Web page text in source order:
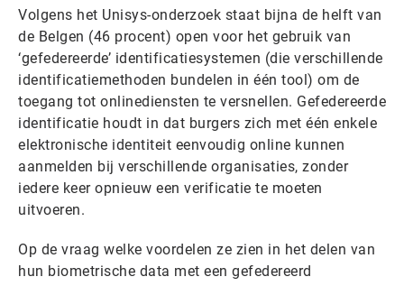
Volgens het Unisys-onderzoek staat bijna de helft van
de Belgen (46 procent) open voor het gebruik van
‘gefedereerde’ identificatiesystemen (die verschillende
identificatiemethoden bundelen in één tool) om de
toegang tot onlinediensten te versnellen. Gefedereerde
identificatie houdt in dat burgers zich met één enkele
elektronische identiteit eenvoudig online kunnen
aanmelden bij verschillende organisaties, zonder
iedere keer opnieuw een verificatie te moeten
uitvoeren.
Op de vraag welke voordelen ze zien in het delen van
hun biometrische data met een gefedereerd